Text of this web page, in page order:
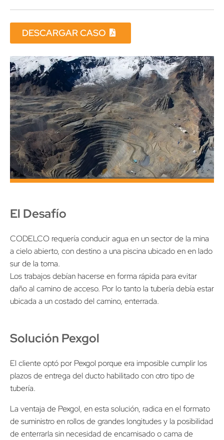
DESCARGAR CASO
El Desafío
CODELCO requería conducir agua en un sector de la mina
a cielo abierto, con destino a una piscina ubicado en en lado
sur de la toma.
Los trabajos debían hacerse en forma rápida para evitar
daño al camino de acceso. Por lo tanto la tubería debía estar
ubicada a un costado del camino, enterrada.
Solución Pexgol
El cliente optó por Pexgol porque era imposible cumplir los
plazos de entrega del ducto habilitado con otro tipo de
tubería.
La ventaja de Pexgol, en esta solución, radica en el formato
de suministro en rollos de grandes longitudes y la posibilidad
de enterrarla sin necesidad de encamisado o cama de